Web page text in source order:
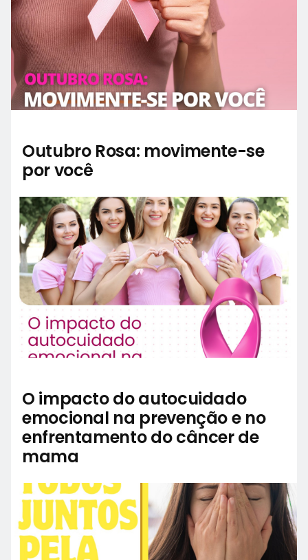
Outubro Rosa: movimente-se
por você
O impacto do autocuidado
emocional na prevenção e no
enfrentamento do câncer de
mama